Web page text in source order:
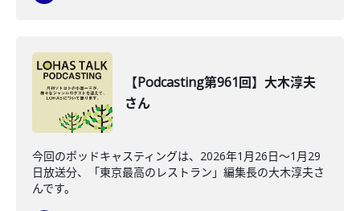
【Podcasting第961回】大木淳夫
さん
今回のポッドキャスティングは、2026年1月26日〜1月29
日放送分、「東京最高のレストラン」編集長の大木淳夫さ
んです。